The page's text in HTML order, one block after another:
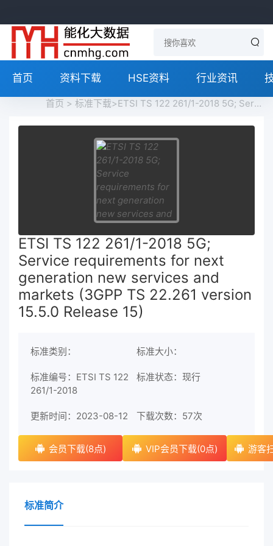
首页 资料下载 HSE资料 行业资讯
首页 > 标准下载>ETSI TS 122 261/1-2018 5G; Service requirements for next generation new services and markets (3GPP TS 22.261 version 15.5.0 Release 15)免费下载
ETSI TS 122 261/1-2018 5G;
Service requirements for next
generation new services and
markets (3GPP TS 22.261 version
15.5.0 Release 15)
标准类别： 标准大小：
标准编号：ETSI TS 122
261/1-2018
标准状态：现行
更新时间：2023-08-12 下载次数： 57次
会员下载(8点) VIP会员下载(0点) 游客
标准简介